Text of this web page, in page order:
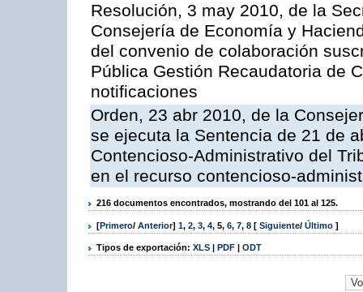
Resolución, 3 may 2010, de la
Consejería de Economía y
del convenio de colaboración
Pública Gestión Recaudatoria de
notificaciones
Orden, 23 abr 2010, de la
se ejecuta la Sentencia de 21 de
Contencioso-Administrativo del
en el recurso contencioso-
216 documentos encontrados, mostrando del 101 al 125.
[Primero/ Anterior] 1, 2, 3, 4, 5, 6, 7, 8 [ Siguiente/ Último ]
Tipos de exportación: XLS | PDF | ODT